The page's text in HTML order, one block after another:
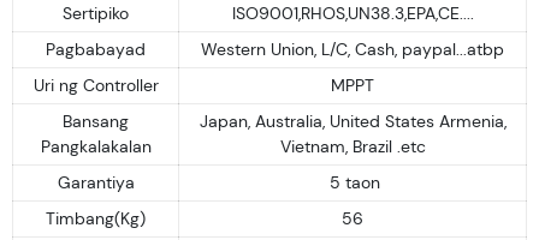
Sertipiko
ISO9001,RHOS,UN38.3,EPA,CE....
Pagbabayad
Western Union, L/C, Cash, paypal...atbp
Uri ng Controller
MPPT
Bansang
Pangkalakalan
Japan, Australia, United States Armenia,
Vietnam, Brazil .etc
Garantiya
5 taon
Timbang(Kg)
56